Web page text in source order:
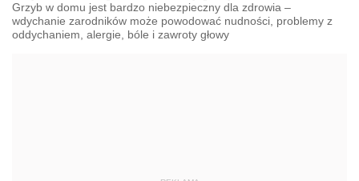
Grzyb w domu jest bardzo niebezpieczny dla zdrowia –
wdychanie zarodników może powodować nudności, problemy z
oddychaniem, alergie, bóle i zawroty głowy